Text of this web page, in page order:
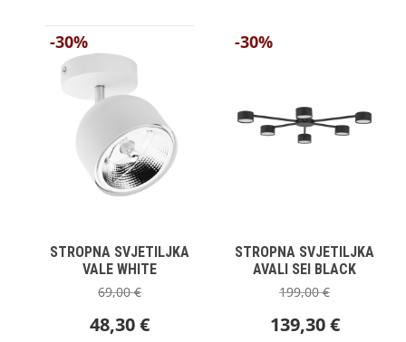
-30%
STROPNA SVJETILJKA
VALE WHITE
69,00€
48,30€
-30%
STROPNA SVJETILJKA
AVALI SEI BLACK
199,00€
139,30€